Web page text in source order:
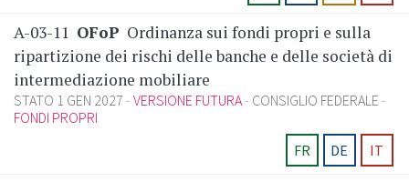
A-03-11 OFoP Ordinanza sui fondi propri e sulla
ripartizione dei rischi delle banche e delle società di
intermediazione mobiliare
STATO 1 GEN 2027 VERSIONE FUTURA CONSIGLIO FEDERALE
FONDI PROPRI
FR
DE IT